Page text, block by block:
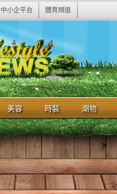
中小企平台 體育頻道
美容 時裝 潮物